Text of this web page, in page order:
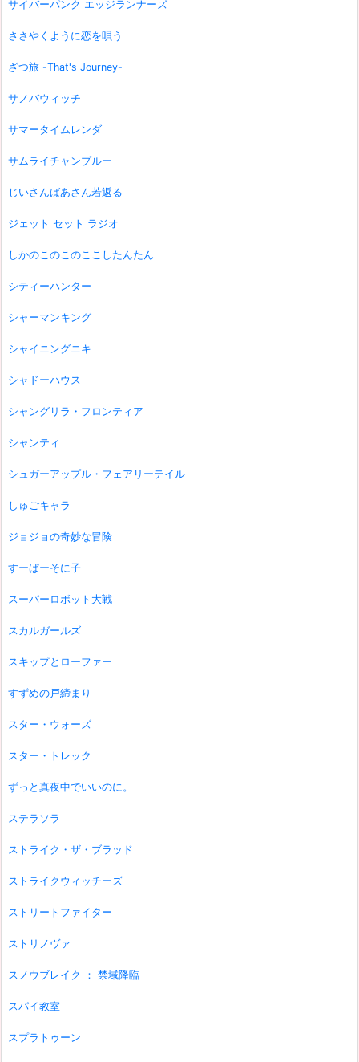
サイバーパンク エッジランナーズ
ささやくように恋を唄う
ざつ旅 -That's Journey-
サノバウィッチ
サマータイムレンダ
サムライチャンプルー
じいさんばあさん若返る
ジェット セット ラジオ
しかのこのこのここしたんたん
シティーハンター
シャーマンキング
シャイニングニキ
シャドーハウス
シャングリラ・フロンティア
シャンティ
シュガーアップル・フェアリーテイル
しゅごキャラ
ジョジョの奇妙な冒険
すーぱーそに子
スーパーロボット大戦
スカルガールズ
スキップとローファー
すずめの戸締まり
スター・ウォーズ
スター・トレック
ずっと真夜中でいいのに。
ステラソラ
ストライク・ザ・ブラッド
ストライクウィッチーズ
ストリートファイター
ストリノヴァ
スノウブレイク ： 禁域降臨
スパイ教室
スプラトゥーン